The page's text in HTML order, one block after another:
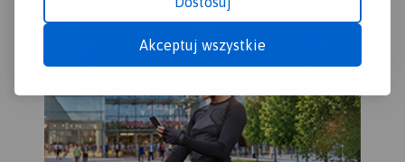
Akceptuj wszystkie